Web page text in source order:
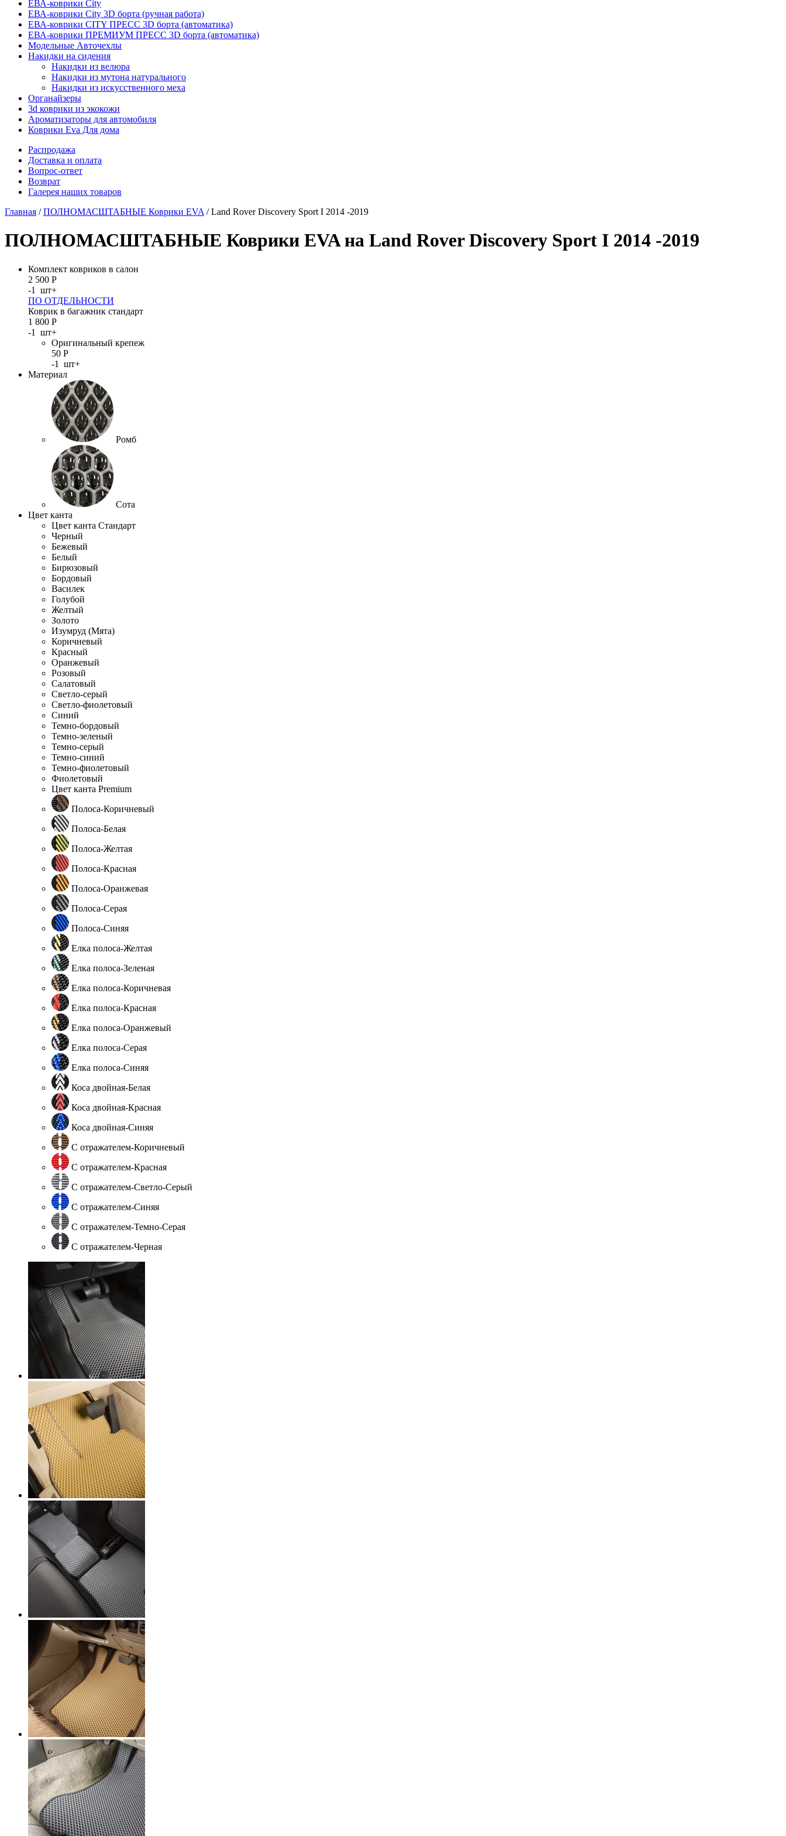
ЕВА-коврики City
ЕВА-коврики City 3D борта (ручная работа)
ЕВА-коврики CITY ПРЕСС 3D борта (автоматика)
ЕВА-коврики ПРЕМИУМ ПРЕСС 3D борта (автоматика)
Модельные Авточехлы
Накидки на сидения
Накидки из велюра
Накидки из мутона натурального
Накидки из искусственного меха
Органайзеры
3d коврики из экокожи
Ароматизаторы для автомобиля
Коврики Eva Для дома
Распродажа
Доставка и оплата
Вопрос-ответ
Возврат
Галерея наших товаров
Главная /ПОЛНОМАСШТАБНЫЕ Коврики EVA / Land Rover Discovery Sport I 2014 -2019
ПОЛНОМАСШТАБНЫЕ Коврики EVA на Land Rover Discovery Sport I 2014 -2019
Комплект ковриков в салон
2 500 Р
-1 шт+
ПО ОТДЕЛЬНОСТИ
Коврик в багажник стандарт
1 800 Р
-1 шт+
Оригинальный крепеж
50 Р
-1 шт+
Материал
Ромб
Сота
Цвет канта
Цвет канта Стандарт
Черный
Бежевый
Белый
Бирюзовый
Бордовый
Василек
Голубой
Желтый
Золото
Изумруд (Мята)
Коричневый
Красный
Оранжевый
Розовый
Салатовый
Светло-серый
Светло-фиолетовый
Синий
Темно-бордовый
Темно-зеленый
Темно-серый
Темно-синий
Темно-фиолетовый
Фиолетовый
Цвет канта Premium
Полоса-Коричневый
Полоса-Белая
Полоса-Желтая
Полоса-Красная
Полоса-Оранжевая
Полоса-Серая
Полоса-Синяя
Елка полоса-Желтая
Елка полоса-Зеленая
Елка полоса-Коричневая
Елка полоса-Красная
Елка полоса-Оранжевый
Елка полоса-Серая
Елка полоса-Синяя
Коса двойная-Белая
Коса двойная-Красная
Коса двойная-Синяя
С отражателем-Коричневый
С отражателем-Красная
С отражателем-Светло-Серый
С отражателем-Синяя
С отражателем-Темно-Серая
С отражателем-Черная